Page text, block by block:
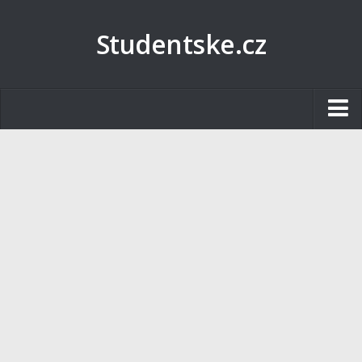
Studentske.cz